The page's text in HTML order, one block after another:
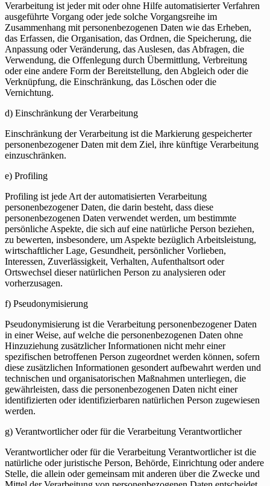
Verarbeitung ist jeder mit oder ohne Hilfe automatisierter Verfahren
ausgeführte Vorgang oder jede solche Vorgangsreihe im
Zusammenhang mit personenbezogenen Daten wie das Erheben,
das Erfassen, die Organisation, das Ordnen, die Speicherung, die
Anpassung oder Veränderung, das Auslesen, das Abfragen, die
Verwendung, die Offenlegung durch Übermittlung, Verbreitung
oder eine andere Form der Bereitstellung, den Abgleich oder die
Verknüpfung, die Einschränkung, das Löschen oder die
Vernichtung.
d) Einschränkung der Verarbeitung
Einschränkung der Verarbeitung ist die Markierung gespeicherter
personenbezogener Daten mit dem Ziel, ihre künftige Verarbeitung
einzuschränken.
e) Profiling
Profiling ist jede Art der automatisierten Verarbeitung
personenbezogener Daten, die darin besteht, dass diese
personenbezogenen Daten verwendet werden, um bestimmte
persönliche Aspekte, die sich auf eine natürliche Person beziehen,
zu bewerten, insbesondere, um Aspekte bezüglich Arbeitsleistung,
wirtschaftlicher Lage, Gesundheit, persönlicher Vorlieben,
Interessen, Zuverlässigkeit, Verhalten, Aufenthaltsort oder
Ortswechsel dieser natürlichen Person zu analysieren oder
vorherzusagen.
f) Pseudonymisierung
Pseudonymisierung ist die Verarbeitung personenbezogener Daten
in einer Weise, auf welche die personenbezogenen Daten ohne
Hinzuziehung zusätzlicher Informationen nicht mehr einer
spezifischen betroffenen Person zugeordnet werden können, sofern
diese zusätzlichen Informationen gesondert aufbewahrt werden und
technischen und organisatorischen Maßnahmen unterliegen, die
gewährleisten, dass die personenbezogenen Daten nicht einer
identifizierten oder identifizierbaren natürlichen Person zugewiesen
werden.
g) Verantwortlicher oder für die Verarbeitung Verantwortlicher
Verantwortlicher oder für die Verarbeitung Verantwortlicher ist die
natürliche oder juristische Person, Behörde, Einrichtung oder andere
Stelle, die allein oder gemeinsam mit anderen über die Zwecke und